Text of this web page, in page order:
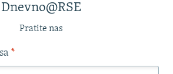
Dnevno@RSE
Pratite nas
*